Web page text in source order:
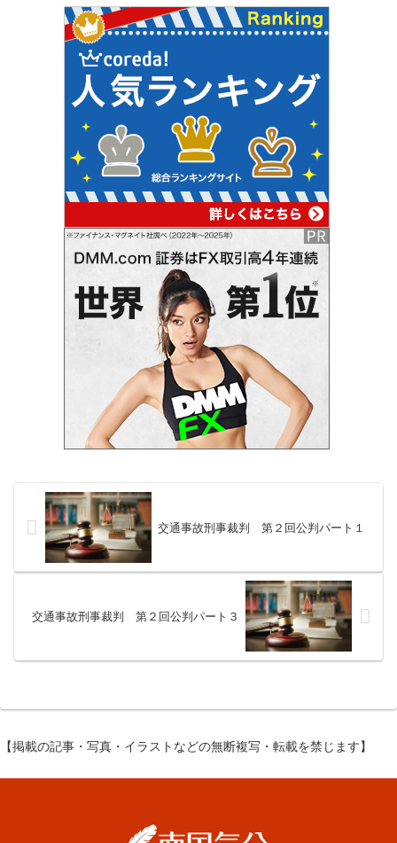
交通事故刑事裁判 第２回公判パート１
交通事故刑事裁判 第２回公判パート３
【掲載の記事・写真・イラストなどの無断複写・転載を禁じます】